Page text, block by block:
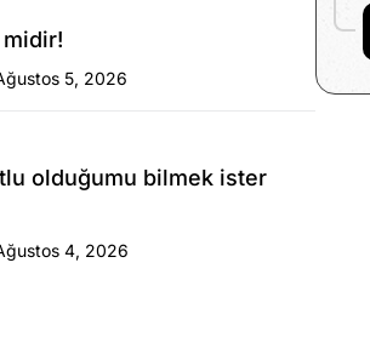
midir!
5, 2026
olduğumu bilmek ister
4, 2026